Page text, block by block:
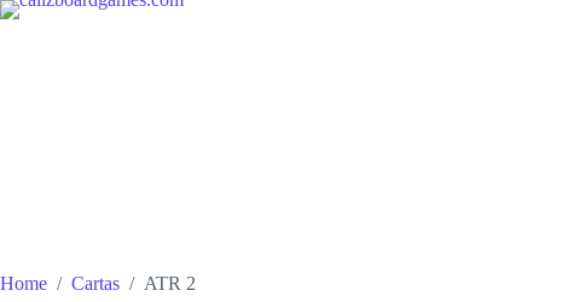
Skip
Home / Cartas / ATR 2